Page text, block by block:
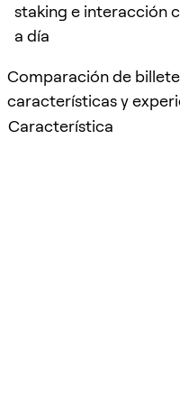
staking e interacción
a día
Comparación de
características y
Característica